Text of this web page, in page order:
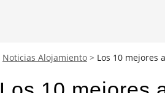
Noticias Alojamiento Los 10 mejores